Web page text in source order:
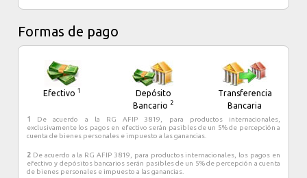
Formas de pago
Efectivo 1
Depósito
Bancario 2
Transferencia
Bancaria
1
De acuerdo a la RG AFIP 3819, para productos internacionales,
exclusivamente los pagos en efectivo serán pasibles de un 5% de percepción a
cuenta de bienes personales e impuesto a las ganancias.
2 De acuerdo a la RG AFIP 3819, para productos internacionales, los pagos en
efectivo y depósitos bancarios serán pasibles de un 5% de percepción a cuenta
de bienes personales e impuesto a las ganancias.